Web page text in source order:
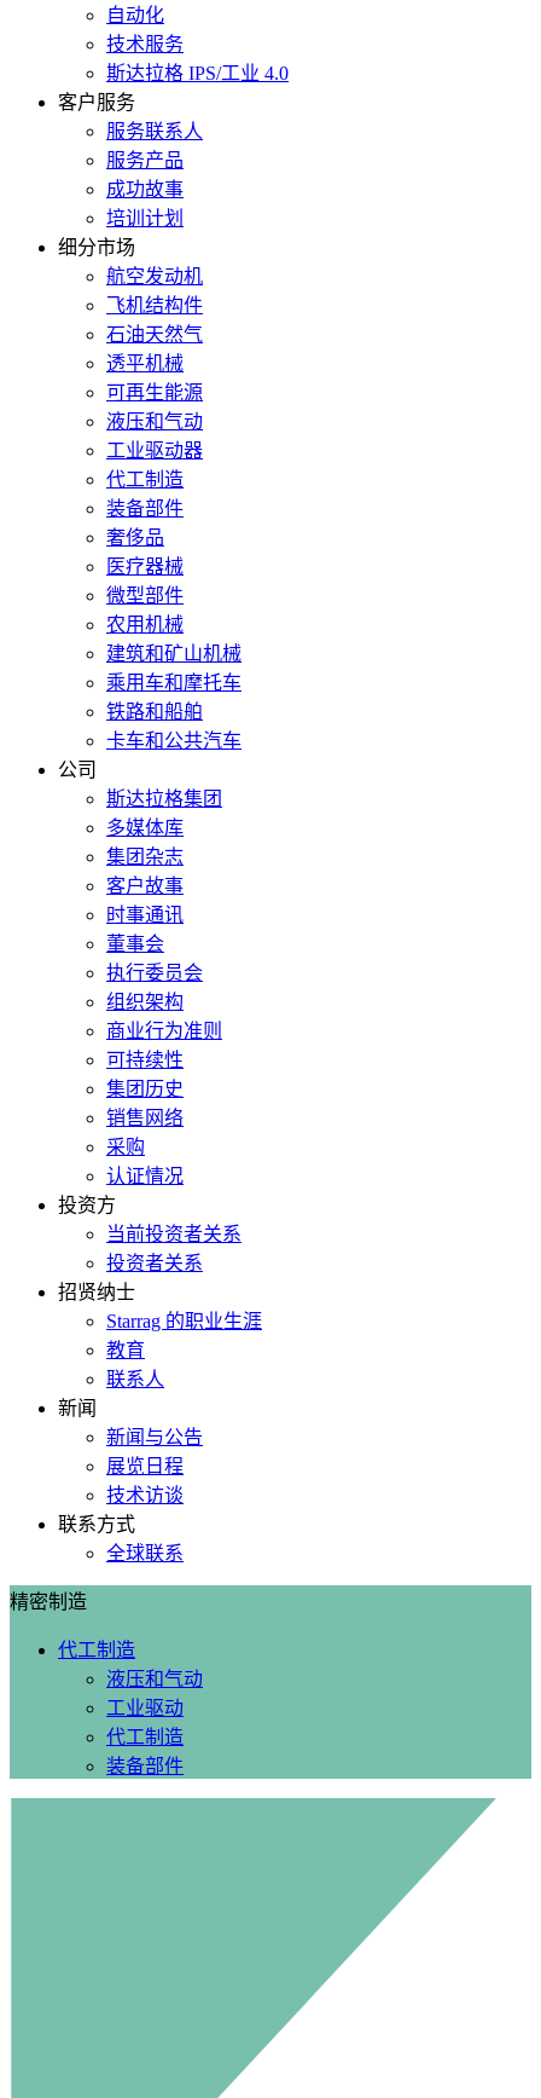
自动化
技术服务
斯达拉格 IPS/工业 4.0
客户服务
服务联系人
服务产品
成功故事
培训计划
细分市场
航空发动机
飞机结构件
石油天然气
透平机械
可再生能源
液压和气动
工业驱动器
代工制造
装备部件
奢侈品
医疗器械
微型部件
农用机械
建筑和矿山机械
乘用车和摩托车
铁路和船舶
卡车和公共汽车
公司
斯达拉格集团
多媒体库
集团杂志
客户故事
时事通讯
董事会
执行委员会
组织架构
商业行为准则
可持续性
集团历史
销售网络
采购
认证情况
投资方
当前投资者关系
投资者关系
招贤纳士
Starrag 的职业生涯
教育
联系人
新闻
新闻与公告
展览日程
技术访谈
联系方式
全球联系
精密制造
代工制造
液压和气动
工业驱动
代工制造
装备部件